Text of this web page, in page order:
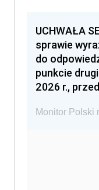
UCHWAŁA
sprawie
do
punkcie
2026 r.,
Monitor Polski